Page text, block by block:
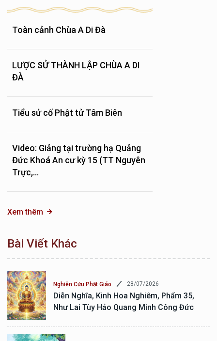
Toàn cảnh Chùa A Di Đà
LƯỢC SỬ THÀNH LẬP CHÙA A DI
ĐÀ
Tiểu sử cố Phật tử Tâm Biên
Video: Giảng tại trường hạ Quảng
Đức Khoá An cư kỳ 15 (TT Nguyên
Trực,...
Xem thêm
Bài Viết Khác
Nghiên Cứu Phật Giáo 28/07/2026
Diễn Nghĩa, Kinh Hoa Nghiêm, Phẩm 35,
Như Lai Tùy Hảo Quang Minh Công Đức